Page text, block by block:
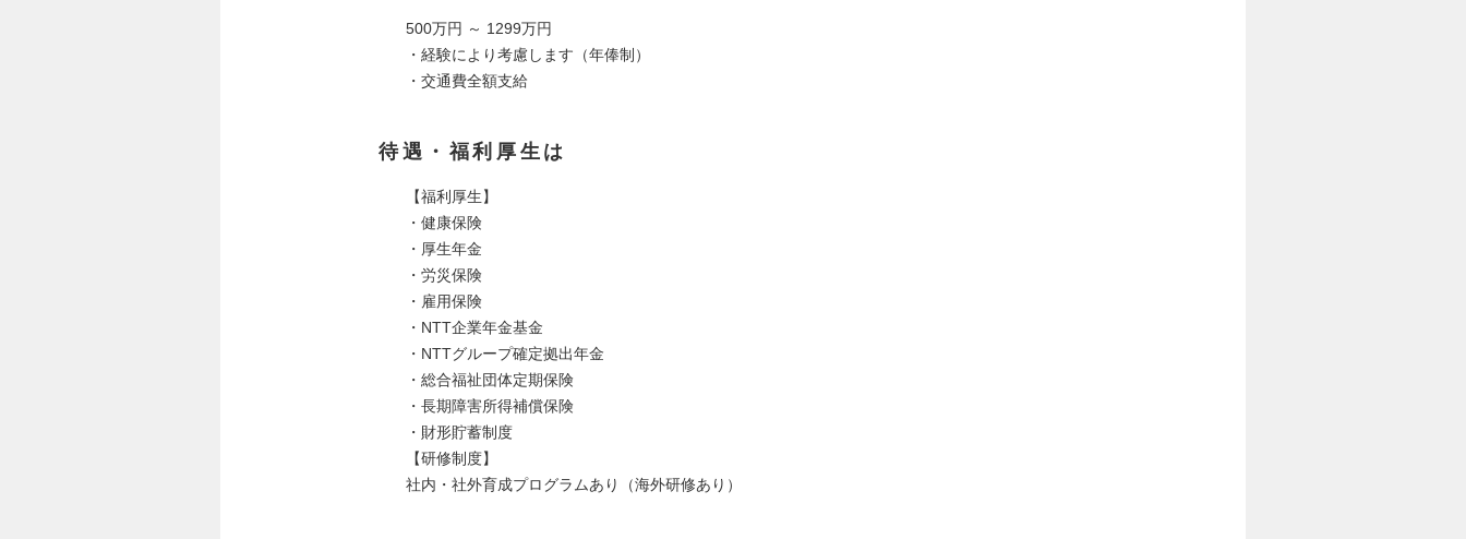
500万円 ～ 1299万円
・経験により考慮します（年俸制）
・交通費全額支給
待遇・福利厚生は
【福利厚生】
・健康保険
・厚生年金
・労災保険
・雇用保険
・NTT企業年金基金
・NTTグループ確定拠出年金
・総合福祉団体定期保険
・長期障害所得補償保険
・財形貯蓄制度
【研修制度】
社内・社外育成プログラムあり（海外研修あり）